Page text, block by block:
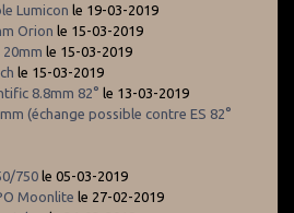
Lumicon le 19-03-2019
Orion le 15-03-2019
le 15-03-2019
le 15-03-2019
8.8mm 82° le 13-03-2019
(échange possible contre ES 82°
750 le 05-03-2019
Moonlite le 27-02-2019